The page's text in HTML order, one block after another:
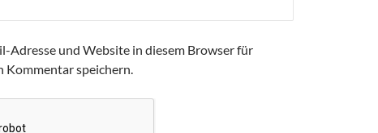
Adresse und Website in diesem Browser für
Kommentar speichern.